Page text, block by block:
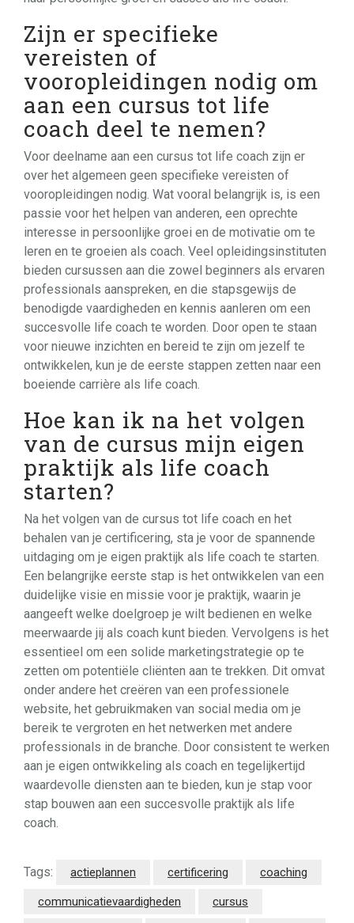
Zijn er specifieke
vereisten of
vooropleidingen nodig om
aan een cursus tot life
coach deel te nemen?
Voor deelname aan een cursus tot life coach zijn er
over het algemeen geen specifieke vereisten of
vooropleidingen nodig. Wat vooral belangrijk is, is een
passie voor het helpen van anderen, een oprechte
interesse in persoonlijke groei en de motivatie om te
leren en te groeien als coach. Veel opleidingsinstituten
bieden cursussen aan die zowel beginners als ervaren
professionals aanspreken, en die stapsgewijs de
benodigde vaardigheden en kennis aanleren om een
succesvolle life coach te worden. Door open te staan
voor nieuwe inzichten en bereid te zijn om jezelf te
ontwikkelen, kun je de eerste stappen zetten naar een
boeiende carrière als life coach.
Hoe kan ik na het volgen
van de cursus mijn eigen
praktijk als life coach
starten?
Na het volgen van de cursus tot life coach en het
behalen van je certificering, sta je voor de spannende
uitdaging om je eigen praktijk als life coach te starten.
Een belangrijke eerste stap is het ontwikkelen van een
duidelijke visie en missie voor je praktijk, waarin je
aangeeft welke doelgroep je wilt bedienen en welke
meerwaarde jij als coach kunt bieden. Vervolgens is het
essentieel om een solide marketingstrategie op te
zetten om potentiële cliënten aan te trekken. Dit omvat
onder andere het creëren van een professionele
website, het gebruikmaken van social media om je
bereik te vergroten en het netwerken met andere
professionals in de branche. Door consistent te werken
aan je eigen ontwikkeling als coach en tegelijkertijd
waardevolle diensten aan te bieden, kun je stap voor
stap bouwen aan een succesvolle praktijk als life
coach.
Tags: actieplannen certificering coaching
communicatievaardigheden cursus